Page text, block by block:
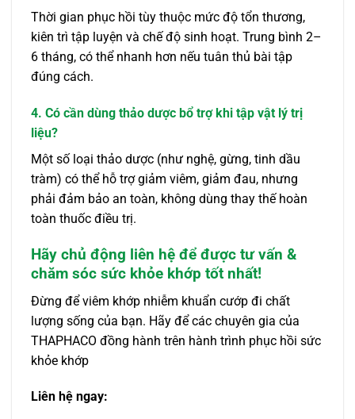
Thời gian phục hồi tùy thuộc mức độ tổn thương,
kiên trì tập luyện và chế độ sinh hoạt. Trung bình 2–
6 tháng, có thể nhanh hơn nếu tuân thủ bài tập
đúng cách.
4. Có cần dùng thảo dược bổ trợ khi tập vật lý trị
liệu?
Một số loại thảo dược (như nghệ, gừng, tinh dầu
tràm) có thể hỗ trợ giảm viêm, giảm đau, nhưng
phải đảm bảo an toàn, không dùng thay thế hoàn
toàn thuốc điều trị.
Hãy chủ động liên hệ để được tư vấn &
chăm sóc sức khỏe khớp tốt nhất!
Đừng để viêm khớp nhiễm khuẩn cướp đi chất
lượng sống của bạn. Hãy để các chuyên gia của
THAPHACO đồng hành trên hành trình phục hồi sức
khỏe khớp
Liên hệ ngay: